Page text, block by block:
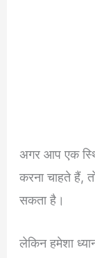
अगर आप एक
करना चाहते हैं,
सकता है।
लेकिन हमेशा